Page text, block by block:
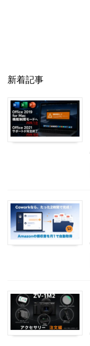
新着記事